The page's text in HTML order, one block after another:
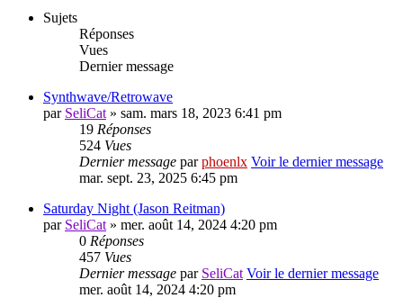
Sujets
Réponses
Vues
Dernier message
Synthwave/Retrowave
par SeliCat» sam. mars 18, 2023 6:41 pm
19 Réponses
524 Vues
Dernier message parphoenlx Voir le dernier message
mar. sept. 23, 2025 6:45 pm
Saturday Night (Jason Reitman)
par SeliCat» mer. août 14, 2024 4:20 pm
0 Réponses
457 Vues
Dernier message par SeliCat Voir le dernier message
mer. août 14, 2024 4:20 pm